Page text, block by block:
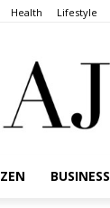
Health Lifestyle
BUSINESS